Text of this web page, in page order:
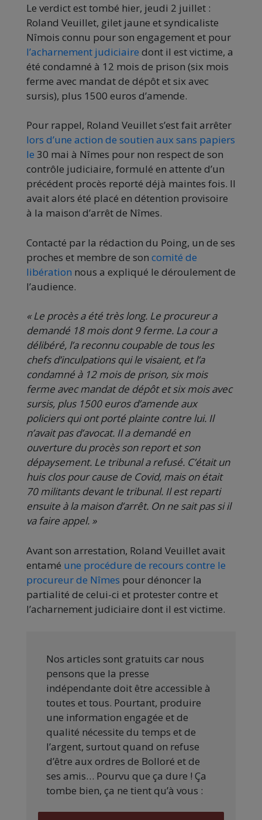
Le verdict est tombé hier, jeudi 2 juillet :
Roland Veuillet, gilet jaune et syndicaliste
Nîmois connu pour son engagement et pour
l’acharnement judiciaire dont il est victime, a
été condamné à 12 mois de prison (six mois
ferme avec mandat de dépôt et six avec
sursis), plus 1500 euros d’amende.
Pour rappel, Roland Veuillet s’est fait arrêter
lors d’une action de soutien aux sans papiers
le 30 mai à Nîmes pour non respect de son
contrôle judiciaire, formulé en attente d’un
précédent procès reporté déjà maintes fois. Il
avait alors été placé en détention provisoire
à la maison d’arrêt de Nîmes.
Contacté par la rédaction du Poing, un de ses
proches et membre de son comité de
libération nous a expliqué le déroulement de
l’audience.
« Le procès a été très long. Le procureur a
demandé 18 mois dont 9 ferme. La cour a
délibéré, l’a reconnu coupable de tous les
chefs d’inculpations qui le visaient, et l’a
condamné à 12 mois de prison, six mois
ferme avec mandat de dépôt et six mois avec
sursis, plus 1500 euros d’amende aux
policiers qui ont porté plainte contre lui. Il
n’avait pas d’avocat. Il a demandé en
ouverture du procès son report et son
dépaysement. Le tribunal a refusé. C’était un
huis clos pour cause de Covid, mais on était
70 militants devant le tribunal. Il est reparti
ensuite à la maison d’arrêt. On ne sait pas si il
va faire appel. »
Avant son arrestation, Roland Veuillet avait
entamé une procédure de recours contre le
procureur de Nîmes pour dénoncer la
partialité de celui-ci et protester contre et
l’acharnement judiciaire dont il est victime.
Nos articles sont gratuits car nous
pensons que la presse
indépendante doit être accessible à
toutes et tous. Pourtant, produire
une information engagée et de
qualité nécessite du temps et de
l’argent, surtout quand on refuse
d’être aux ordres de Bolloré et de
ses amis… Pourvu que ça dure ! Ça
tombe bien, ça ne tient qu’à vous :